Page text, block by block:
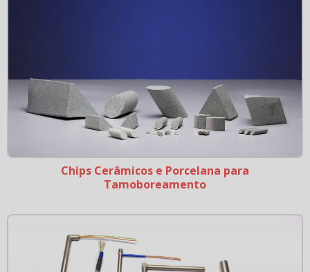
Chips Cerâmicos e Porcelana para
Tamoboreamento